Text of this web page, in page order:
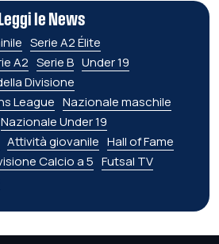
le News
Serie A2 Élite
A2 Serie B Under 19
Divisione
League Nazionale maschile
Nazionale Under 19
Attività giovanile Hall of Fame
Calcio a 5 Futsal TV